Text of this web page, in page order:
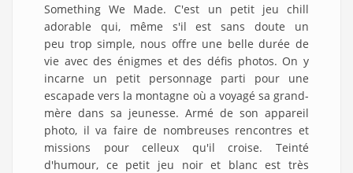
Something We Made. C'est un petit jeu chill
adorable qui, même s'il est sans doute un
peu trop simple, nous offre une belle durée de
vie avec des énigmes et des défis photos. On y
incarne un petit personnage parti pour une
escapade vers la montagne où a voyagé sa grand-
mère dans sa jeunesse. Armé de son appareil
photo, il va faire de nombreuses rencontres et
missions pour celleux qu'il croise. Teinté
d'humour, ce petit jeu noir et blanc est très